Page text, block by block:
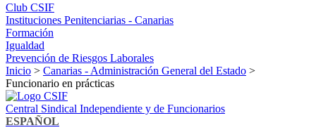
Club CSIF
Instituciones Penitenciarias - Canarias
Formación
Igualdad
Prevención de Riesgos Laborales
Inicio > Canarias - Administración General del Estado >
Funcionario en prácticas
Central Sindical Independiente y de Funcionarios
ESPAÑOL